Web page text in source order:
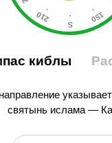
киблы
святынь ислама —